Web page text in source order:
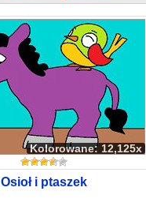
Kolorowane: 12,125x
Osioł i ptaszek